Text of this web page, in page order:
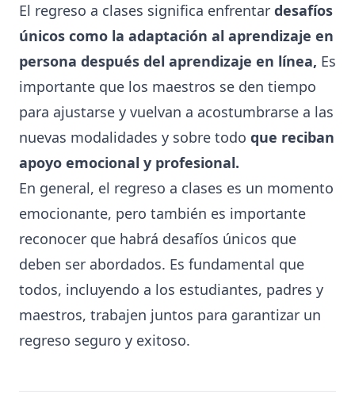
El regreso a clases significa enfrentar desafíos
únicos como la adaptación al aprendizaje en
persona después del aprendizaje en línea, Es
importante que los maestros se den tiempo
para ajustarse y vuelvan a acostumbrarse a las
nuevas modalidades y sobre todo que reciban
apoyo emocional y profesional.
En general, el regreso a clases es un momento
emocionante, pero también es importante
reconocer que habrá desafíos únicos que
deben ser abordados. Es fundamental que
todos, incluyendo a los estudiantes, padres y
maestros, trabajen juntos para garantizar un
regreso seguro y exitoso.